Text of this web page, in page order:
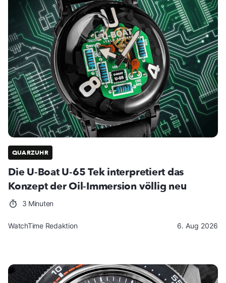
QUARZUHR
Die U-Boat U-65 Tek interpretiert das
Konzept der Oil-Immersion völlig neu
3 Minuten
WatchTime Redaktion 6. Aug 2026